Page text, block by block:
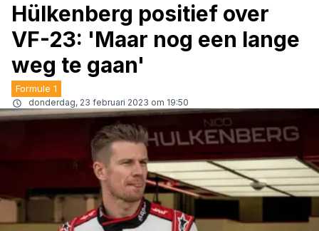
Hülkenberg positief over
VF-23: 'Maar nog een lange
weg te gaan'
Formule 1
donderdag, 23 februari 2023 om 19:50